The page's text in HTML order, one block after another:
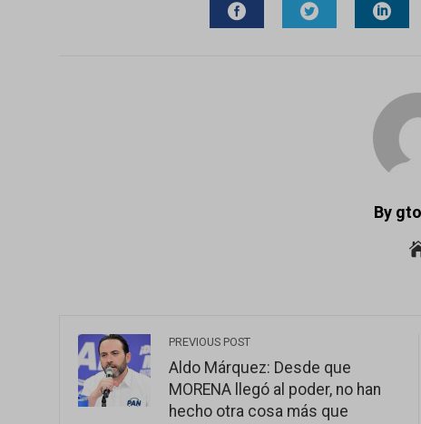
By
PREVIOUS POST
Aldo Márquez: Desde que
MORENA llegó al poder, no han
hecho otra cosa más que